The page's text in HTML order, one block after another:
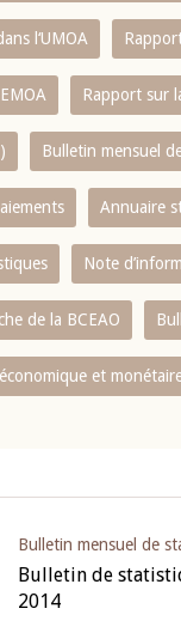
l‘UMOA
Rapport sur
Bulletin mensuel
Annuaire
Note
de la BCEAO
et
Bulletin mensuel de
Bulletin de
2014